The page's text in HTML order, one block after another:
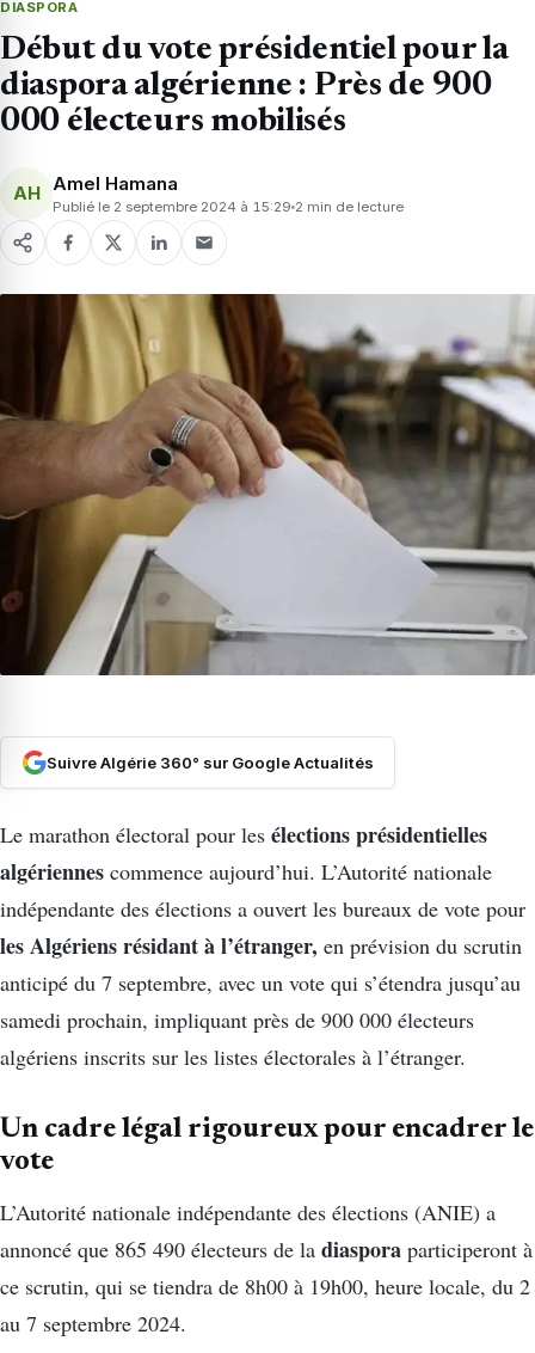
DIASPORA
Début du vote présidentiel pour la
diaspora algérienne : Près de 900
000 électeurs mobilisés
AH Amel Hamana
Publié le 2 septembre 2024 à 15:29 2 min de lecture
Suivre Algérie 360° sur Google Actualités
Le marathon électoral pour les élections présidentielles
algériennes commence aujourd’hui. L’Autorité nationale
indépendante des élections a ouvert les bureaux de vote pour
les Algériens résidant à l’étranger, en prévision du scrutin
anticipé du 7 septembre, avec un vote qui s’étendra jusqu’au
samedi prochain, impliquant près de 900 000 électeurs
algériens inscrits sur les listes électorales à l’étranger.
Un cadre légal rigoureux pour encadrer le
vote
L’Autorité nationale indépendante des élections (ANIE) a
annoncé que 865 490 électeurs de la diaspora participeront à
ce scrutin, qui se tiendra de 8h00 à 19h00, heure locale, du 2
au 7 septembre 2024.